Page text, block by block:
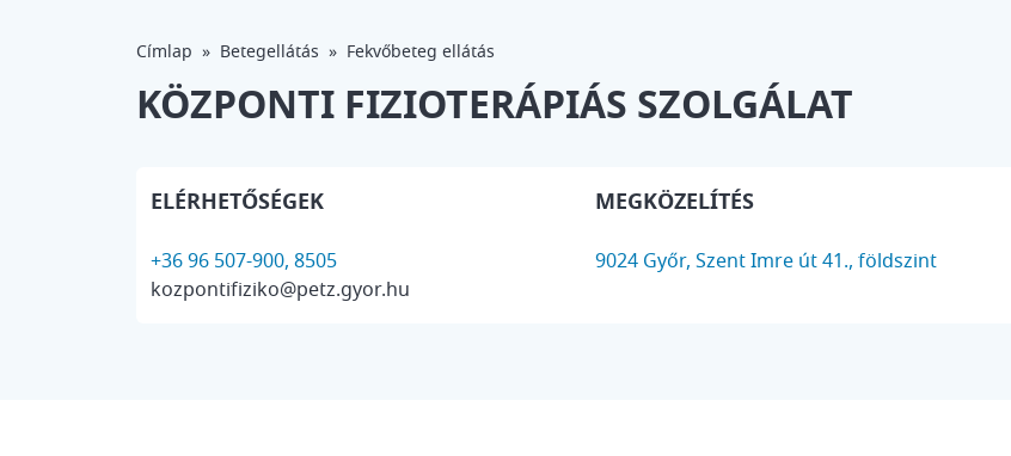
Címlap Betegellátás Fekvőbeteg ellátás
KÖZPONTI FIZIOTERÁPIÁS SZOLGÁLAT
ELÉRHETŐSÉGEK
+36 96 507-900, 8505
kozpontifiziko@petz.gyor.hu
MEGKÖZELÍTÉS
9024 Győr, Szent Imre út 41., földszint